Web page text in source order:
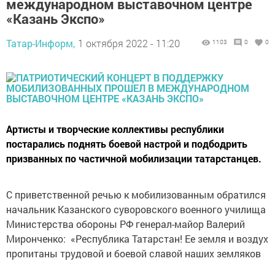
международном выставочном центре
«Казань Экспо»
Татар-Информ, 1 октября 2022 - 11:20 1103 0 0
Артисты и творческие коллективы республики
постарались поднять боевой настрой и подбодрить
призванных по частичной мобилизации татарстанцев.
С приветственной речью к мобилизованным обратился
начальник Казанского суворовского военного училища
Министерства обороны РФ генерал-майор Валерий
Миронченко: «Республика Татарстан! Ее земля и воздух
пропитаны трудовой и боевой славой наших земляков